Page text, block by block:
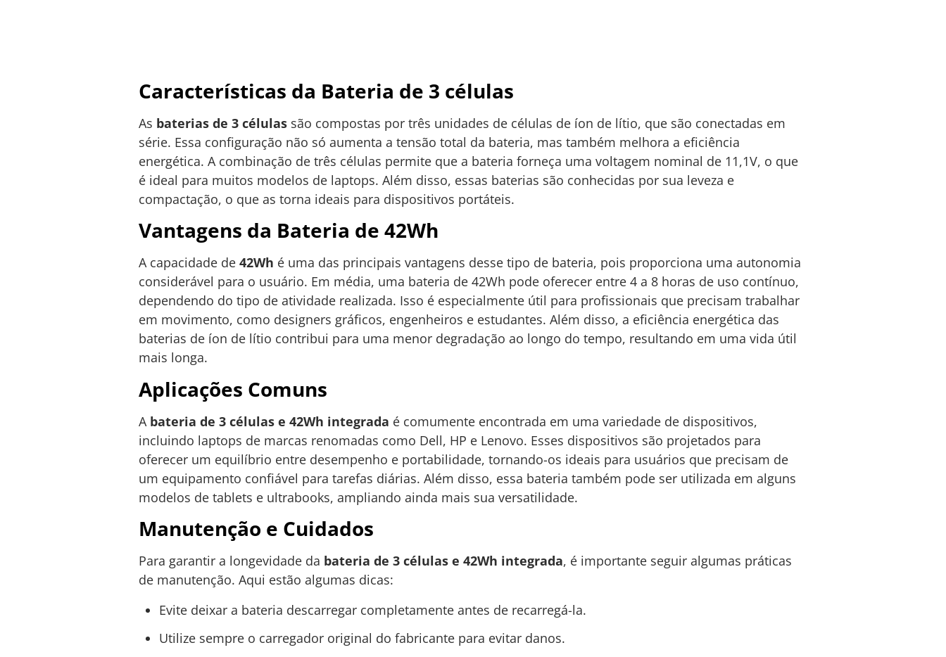
Características da Bateria de 3 células
As baterias de 3 células são compostas por três unidades de células de íon de lítio, que são conectadas em
série. Essa configuração não só aumenta a tensão total da bateria, mas também melhora a eficiência
energética. A combinação de três células permite que a bateria forneça uma voltagem nominal de 11,1V, o que
é ideal para muitos modelos de laptops. Além disso, essas baterias são conhecidas por sua leveza e
compactação, o que as torna ideais para dispositivos portáteis.
Vantagens da Bateria de 42Wh
A capacidade de 42Wh é uma das principais vantagens desse tipo de bateria, pois proporciona uma autonomia
considerável para o usuário. Em média, uma bateria de 42Wh pode oferecer entre 4 a 8 horas de uso contínuo,
dependendo do tipo de atividade realizada. Isso é especialmente útil para profissionais que precisam trabalhar
em movimento, como designers gráficos, engenheiros e estudantes. Além disso, a eficiência energética das
baterias de íon de lítio contribui para uma menor degradação ao longo do tempo, resultando em uma vida útil
mais longa.
Aplicações Comuns
A bateria de 3 células e 42Wh integrada é comumente encontrada em uma variedade de dispositivos,
incluindo laptops de marcas renomadas como Dell, HP e Lenovo. Esses dispositivos são projetados para
oferecer um equilíbrio entre desempenho e portabilidade, tornando-os ideais para usuários que precisam de
um equipamento confiável para tarefas diárias. Além disso, essa bateria também pode ser utilizada em alguns
modelos de tablets e ultrabooks, ampliando ainda mais sua versatilidade.
Manutenção e Cuidados
Para garantir a longevidade da bateria de 3 células e 42Wh integrada, é importante seguir algumas práticas
de manutenção. Aqui estão algumas dicas:
Evite deixar a bateria descarregar completamente antes de recarregá-la.
Utilize sempre o carregador original do fabricante para evitar danos.